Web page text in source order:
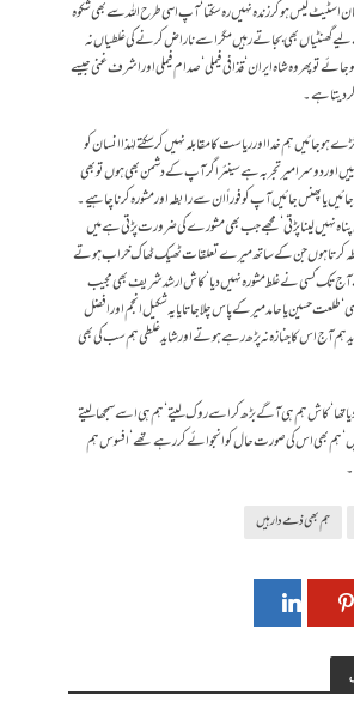
اسٹیٹ لیس ہو کر زندہ نہیں رہ سکتا‘ آپ اسی طرح اللہ سے بھی شکوہ
گھنٹیاں بھی بجاتے رہیں مگر اسے ناراض کرنے کی غلطیاں نہ
تو پھر وہ شاہ ایران‘ قذافی فیملی‘ صدام فیملی اور اشرف غنی جیسے
دیتا ہے۔
جائیں ہم خدا اور ریاست کا مقابلہ نہیں کر سکتے لہٰذا انسان کو
اور دوسرا میر تجربہ ہے سینئر اگر آپ کے دشمن بھی ہوں تو بھی
یا پھنس جائیں آپ کو فوراً ان سے رابطہ اور مشورہ کرنا چاہیے۔
نہیں لینا پڑتی‘ مجھے جب بھی مشورے کی ضرورت پڑتی ہے میں
کرتا ہوں جن کے ساتھ میرے تعلقات ٹھیک ٹھاک خراب ہوتے
تک کسی نے غلط مشورہ نہیں دیا‘ کاش ارشد شریف بھی مجیب
طلعت حسین یا حامد میر کے پاس چلا جاتا یا یہ شکیل انجم اور افضل
ہم آج اس کا جنازہ نہ پڑھ رہے ہوتے اور شاید غلطی ہم سب کی بھی
تھا‘ کاش ہم ہی آگے بڑھ کر اسے روک لیتے‘ ہم ہی اسے سمجھا لیتے
ہم بھی اس کی صورت حال کو انجوائے کر رہے تھے‘ افسوس ہم
ہم بھی ذمے دار ہیں